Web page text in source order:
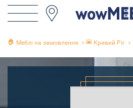
🏠 Меблі на замовлення 🌇 Кривий Ріг